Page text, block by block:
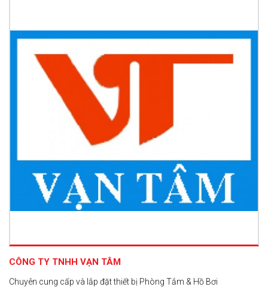
CÔNG TY TNHH VẠN TÂM
Chuyên cung cấp và lắp đặt thiết bị Phòng Tắm & Hồ Bơi